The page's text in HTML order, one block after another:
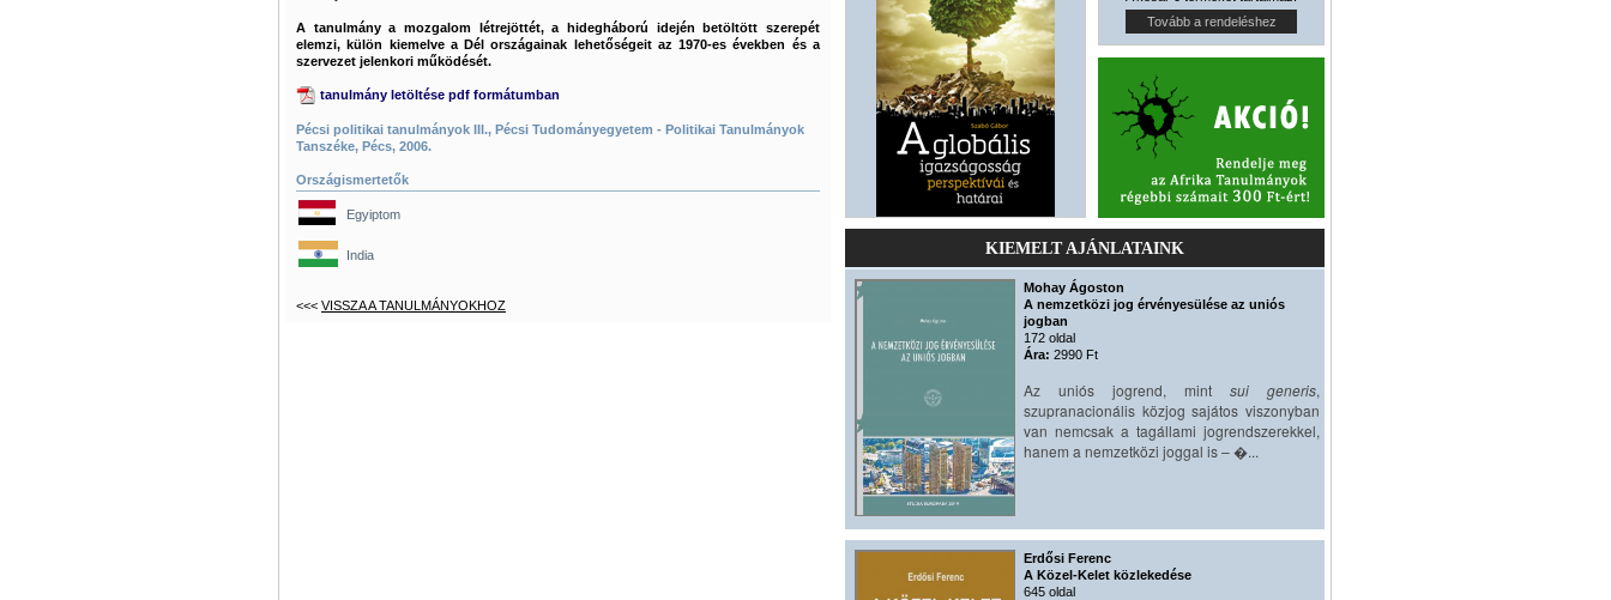
A tanulmány a mozgalom létrejöttét, a hidegháború idején betöltött szerepét
elemzi, külön kiemelve a Dél országainak lehetőségeit az 1970-es években és a
szervezet jelenkori működését.
tanulmány letöltése pdf formátumban
Pécsi politikai tanulmányok III., Pécsi Tudományegyetem - Politikai Tanulmányok
Tanszéke, Pécs, 2006.
Országismertetők
Egyiptom
India
<<< VISSZA A TANULMÁNYOKHOZ
Tovább a rendeléshez
KIEMELT AJÁNLATAINK
Mohay Ágoston
A nemzetközi jog érvényesülése az uniós
jogban
172 oldal
Ára: 2990 Ft
Az uniós jogrend, mint sui generis,
szupranacionális közjog sajátos viszonyban
van nemcsak a tagállami jogrendszerekkel,
hanem a nemzetközi joggal is – �...
Erdősi Ferenc
A Közel-Kelet közlekedése
645 oldal